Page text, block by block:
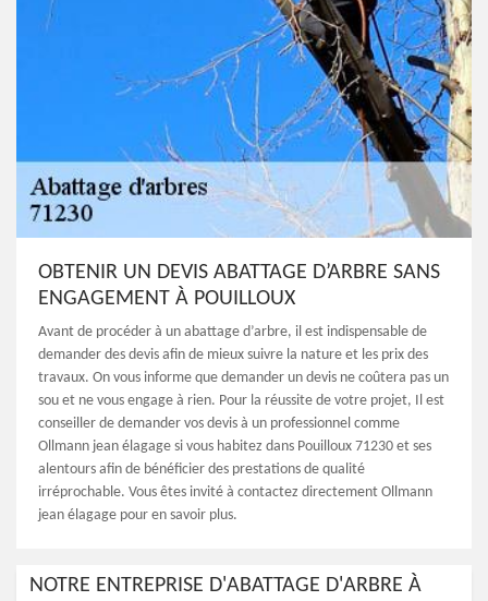
OBTENIR UN DEVIS ABATTAGE D’ARBRE SANS
ENGAGEMENT À POUILLOUX
Avant de procéder à un abattage d’arbre, il est indispensable de
demander des devis afin de mieux suivre la nature et les prix des
travaux. On vous informe que demander un devis ne coûtera pas un
sou et ne vous engage à rien. Pour la réussite de votre projet, Il est
conseiller de demander vos devis à un professionnel comme
Ollmann jean élagage si vous habitez dans Pouilloux 71230 et ses
alentours afin de bénéficier des prestations de qualité
irréprochable. Vous êtes invité à contactez directement Ollmann
jean élagage pour en savoir plus.
NOTRE ENTREPRISE D'ABATTAGE D'ARBRE À